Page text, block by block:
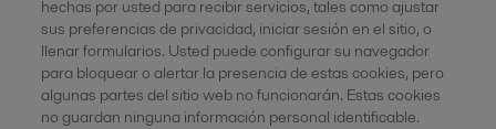
hechas por usted para recibir servicios, tales como ajustar
sus preferencias de privacidad, iniciar sesión en el sitio, o
llenar formularios. Usted puede configurar su navegador
para bloquear o alertar la presencia de estas cookies, pero
algunas partes del sitio web no funcionarán. Estas cookies
no guardan ninguna información personal identificable.